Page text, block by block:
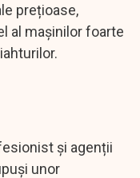
prețioase,
al mașinilor foarte
și agenții
unor